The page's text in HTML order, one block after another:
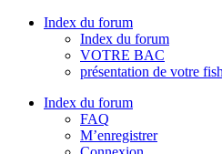
Index du forum
Index du forum
VOTRE BAC
présentation de votre
Index du forum
FAQ
M’enregistrer